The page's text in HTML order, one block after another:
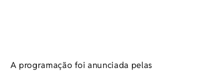
A programação foi anunciada pelas